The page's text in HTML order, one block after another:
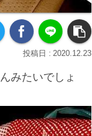
2020.12.23
みたいでしょ